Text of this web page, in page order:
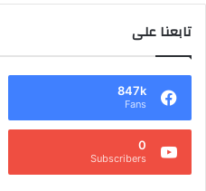
تابعنا على
847k
Fans
0
Subscribers